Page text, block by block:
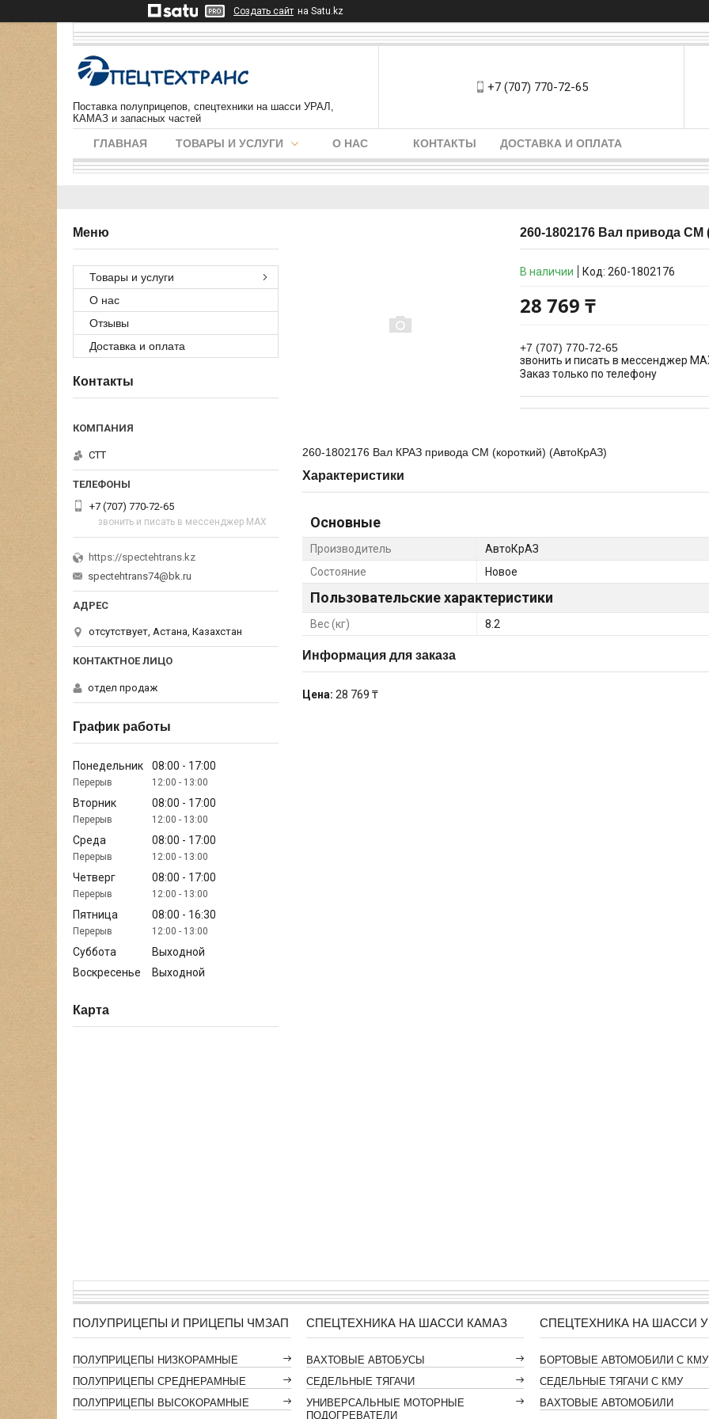
Создать сайт на Satu.kz
Поставка полуприцепов, спецтехники на шасси УРАЛ,
КАМАЗ и запасных частей
+7 (707) 770-72-65
ГЛАВНАЯ ТОВАРЫ И УСЛУГИ О НАС КОНТАКТЫ ДОСТАВКА И ОПЛАТА
260-1802176 Вал привода
В наличии Код: 260-1802176
28 769 ₸
+7 (707) 770-72-65
звонить и писать в мессенджер
Заказ только по телефону
260-1802176 Вал КРАЗ привода СМ (короткий) (АвтоКрАЗ)
Характеристики
Основные
Производитель
АвтоКрАЗ
Состояние
Новое
Пользовательские характеристики
Вес (кг) 8.2
Информация для заказа
Цена: 28 769 ₸
Товары и услуги
О нас
Отзывы
Доставка и оплата
Контакты
СТТ
+7 (707) 770-72-65
звонить и писать в мессенджер MAX
https://spectehtrans.kz
spectehtrans74@bk.ru
отсутствует, Астана, Казахстан
отдел продаж
График работы
Понедельник 08:00 17:00
12:00 13:00
Вторник 08:00 17:00
12:00 13:00
Среда 08:00 17:00
12:00 13:00
Четверг 08:00 17:00
12:00 13:00
Пятница 08:00 16:30
12:00 13:00
Суббота
Выходной
Воскресенье
Выходной
Карта
ПОЛУПРИЦЕПЫ И ПРИЦЕПЫ ЧМЗАП
ПОЛУПРИЦЕПЫ НИЗКОРАМНЫЕ
ПОЛУПРИЦЕПЫ СРЕДНЕРАМНЫЕ
ПОЛУПРИЦЕПЫ ВЫСОКОРАМНЫЕ
СПЕЦТЕХНИКА НА ШАССИ КАМАЗ
ВАХТОВЫЕ АВТОБУСЫ
СЕДЕЛЬНЫЕ ТЯГАЧИ
УНИВЕРСАЛЬНЫЕ МОТОРНЫЕ
ПОДОГРЕВАТЕЛИ
СПЕЦТЕХНИКА НА ШАССИ
БОРТОВЫЕ АВТОМОБИЛИ С КМУ
СЕДЕЛЬНЫЕ ТЯГАЧИ С КМУ
ВАХТОВЫЕ АВТОМОБИЛИ